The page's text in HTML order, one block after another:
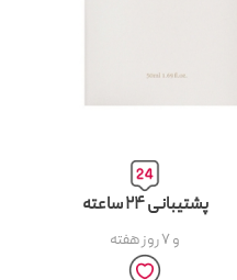
پشتیبانی ۲۴ ساعته
و ۷ روز هفته